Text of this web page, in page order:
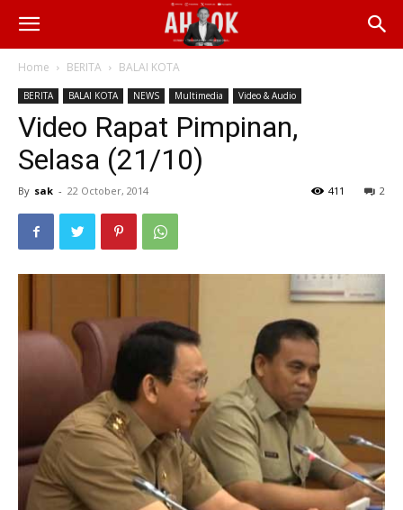
Home BERITA BALAI KOTA
BERITA BALAI KOTA NEWS Multimedia Video & Audio
Video Rapat Pimpinan,
Selasa (21/10)
By sak - 22 October, 2014 2
411